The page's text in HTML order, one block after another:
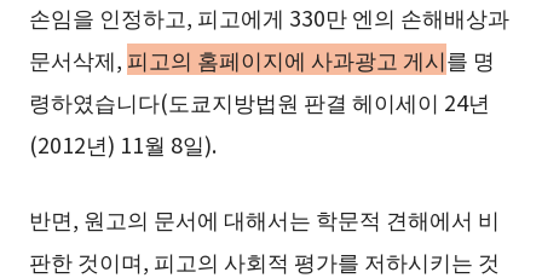
손임을 인정하고, 피고에게 330만 엔의 손해배상과
문서삭제, 피고의 홈페이지에 사과광고 게시를 명
령하였습니다(도쿄지방법원 판결 헤이세이 24년
(2012년) 11월 8일).
반면, 원고의 문서에 대해서는 학문적 견해에서 비
판한 것이며, 피고의 사회적 평가를 저하시키는 것